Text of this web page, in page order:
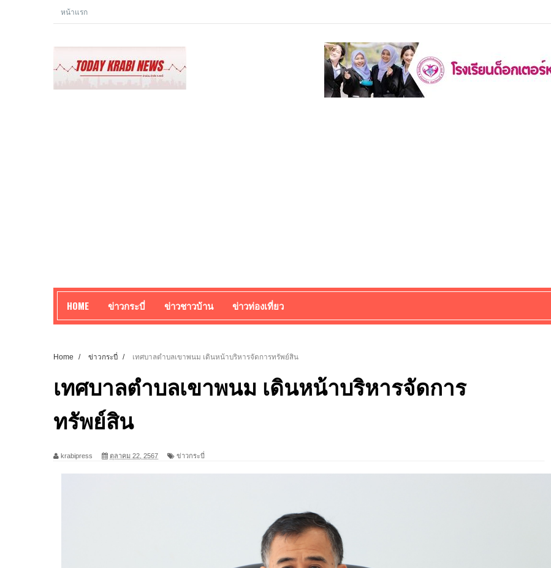
หน้าแรก
HOME ข่าวกระบี่ ข่าวชาวบ้าน ข่าวท่องเที่ยว
Home / ข่าวกระบี่ / เทศบาลตำบลเขาพนม เดินหน้าบริหารจัดการทรัพย์สิน
เทศบาลตำบลเขาพนม เดินหน้าบริหารจัดการ
ทรัพย์สิน
krabipress ตุลาคม 22, 2567 ข่าวกระบี่